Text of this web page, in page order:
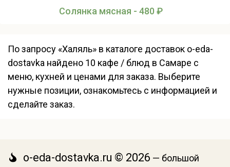
Солянка мясная - 480 ₽
По запросу «Халяль» в каталоге доставок o-eda-
dostavka найдено 10 кафе / блюд в Самаре с
меню, кухней и ценами для заказа. Выберите
нужные позиции, ознакомьтесь с информацией и
сделайте заказ.
o-eda-dostavka.ru © 2026 — большой